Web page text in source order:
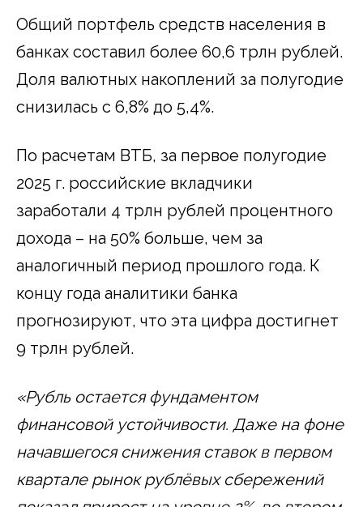
Общий портфель средств населения в
банках составил более 60,6 трлн рублей.
Доля валютных накоплений за полугодие
снизилась с 6,8% до 5,4%.
По расчетам ВТБ, за первое полугодие
2025 г. российские вкладчики
заработали 4 трлн рублей процентного
дохода – на 50% больше, чем за
аналогичный период прошлого года. К
концу года аналитики банка
прогнозируют, что эта цифра достигнет
9 трлн рублей.
«Рубль остается фундаментом
финансовой устойчивости. Даже на фоне
начавшегося снижения ставок в первом
квартале рынок рублёвых сбережений